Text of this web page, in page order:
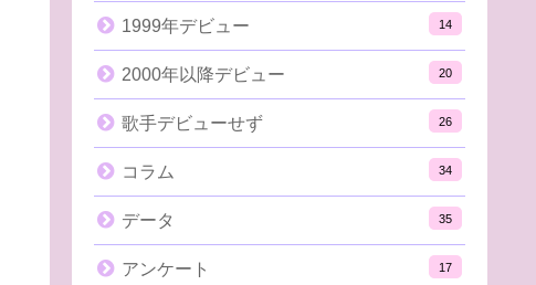
1999年デビュー 14
2000年以降デビュー 20
歌手デビューせず 26
コラム 34
データ 35
アンケート 17